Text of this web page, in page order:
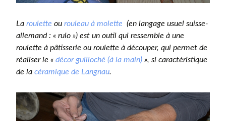
La roulette ou rouleau à molette (en langage usuel suisse-
allemand : « rulo ») est un outil qui ressemble à une
roulette à pâtisserie ou roulette à découper, qui permet de
réaliser le « décor guilloché (à la main) », si caractéristique
de la céramique de Langnau.